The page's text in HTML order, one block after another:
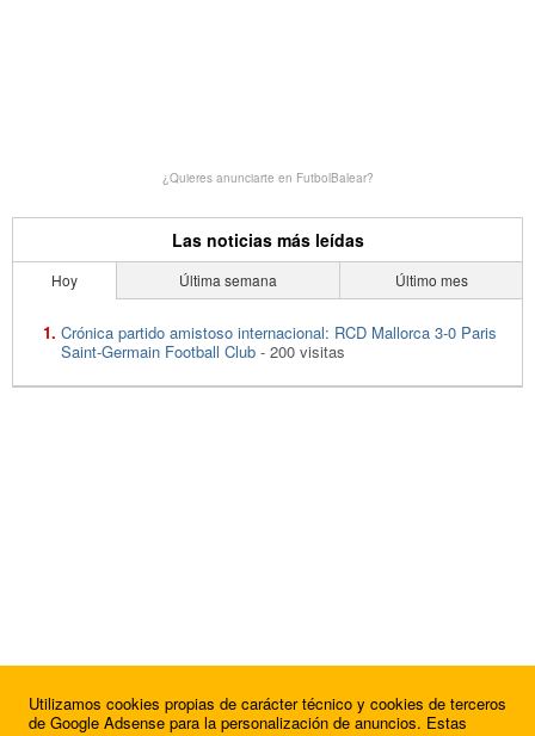
¿Quieres anunciarte en FutbolBalear?
Las noticias más leídas
Hoy Última semana Último mes
Crónica partido amistoso internacional: RCD Mallorca 3-0 Paris
Saint-Germain Football Club - 200 visitas
Utilizamos cookies propias de carácter técnico y cookies de terceros
de Google Adsense para la personalización de anuncios. Estas